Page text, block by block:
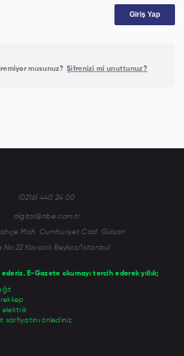
Giriş Yap
musunuz? Şifrenizi mi unuttunuz?
ederiz. E-Gazete okumayı tercih ederek yıllık;
elektrik
sarfiyatını önlediniz
(0216) 440 24 00
digital@nbe.com.tr
Mah. Cumhuriyet Cad. Gülsan
No:22 Kavacık Beykoz/İstanbul